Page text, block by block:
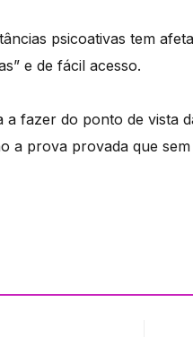
psicoativas tem
e de fácil acesso.
fazer do ponto de vista
a prova provada que